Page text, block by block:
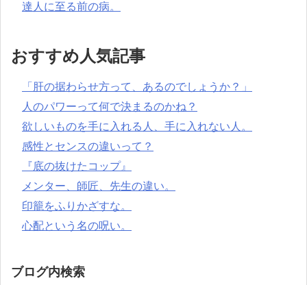
達人に至る前の病。
おすすめ人気記事
「肝の据わらせ方って、あるのでしょうか？」
人のパワーって何で決まるのかね？
欲しいものを手に入れる人、手に入れない人。
感性とセンスの違いって？
『底の抜けたコップ』
メンター、師匠、先生の違い。
印籠をふりかざすな。
心配という名の呪い。
ブログ内検索